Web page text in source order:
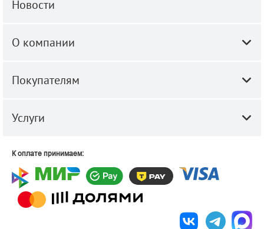
Новости
О компании
Покупателям
Услуги
К оплате принимаем: